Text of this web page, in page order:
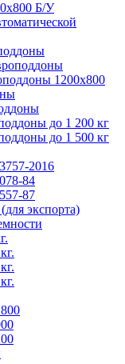
Б/У
1200х800
до 1 200 кг
до 1 500 кг
2016
84
87
экспорта)